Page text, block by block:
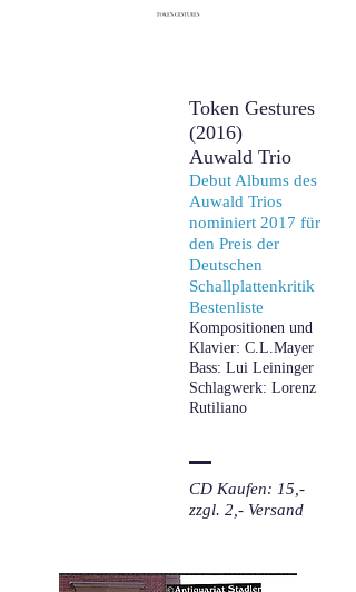
​Token Gestures
(2016)
Auwald Trio
Debut Albums des
Auwald Trios
nominiert 2017 für
den Preis der
Deutschen
Schallplattenkritik
Bestenliste
Kompositionen und
Klavier: C.L.Mayer
Bass: Lui Leininger
Schlagwerk: Lorenz
Rutiliano
CD Kaufen: 15,-
zzgl. 2,- Versand